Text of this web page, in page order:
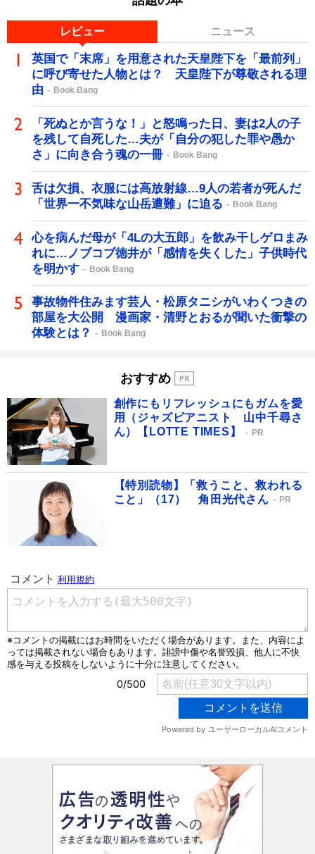
レビュー ニュース
英国で「末席」を用意された天皇陛下を「最前列」
に呼び寄せた人物とは？ 天皇陛下が尊敬される理
由
Book Bang
「死ぬとか言うな！」と怒鳴った日、妻は2人の子
を残して自死した…夫が「自分の犯した罪や愚か
さ」に向き合う魂の一冊
Book Bang
舌は欠損、衣服には高放射線…9人の若者が死んだ
「世界一不気味な山岳遭難」に迫る
Book Bang
心を病んだ母が「4Lの大五郎」を飲み干しゲロまみ
れに…ノブコブ徳井が「感情を失くした」子供時代
を明かす
Book Bang
事故物件住みます芸人・松原タニシがいわくつきの
部屋を大公開 漫画家・清野とおるが聞いた衝撃の
体験とは？
Book Bang
おすすめ
創作にもリフレッシュにもガムを愛
用（ジャズピアニスト 山中千尋さ
ん）【LOTTE TIMES】
PR
【特別読物】「救うこと、救われる
こと」（17） 角田光代さん
PR